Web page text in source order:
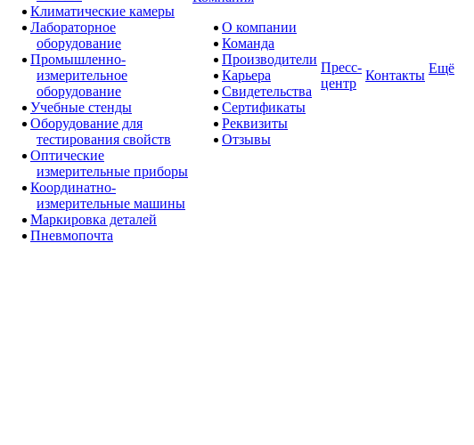
Климатические камеры
Лабораторное
оборудование
Промышленно-
измерительное
оборудование
Учебные стенды
Оборудование для
тестирования свойств
Оптические
измерительные приборы
Координатно-
измерительные машины
Маркировка деталей
Пневмопочта
О компании
Команда
Производители
Карьера
Свидетельства
Сертификаты
Реквизиты
Отзывы
Пресс-
центр
Контакты Ещё